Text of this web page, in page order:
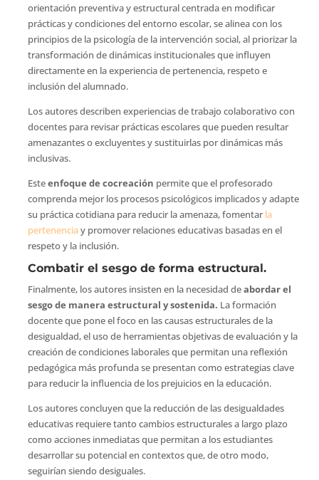
orientación preventiva y estructural centrada en modificar
prácticas y condiciones del entorno escolar, se alinea con los
principios de la psicología de la intervención social, al priorizar la
transformación de dinámicas institucionales que influyen
directamente en la experiencia de pertenencia, respeto e
inclusión del alumnado.
Los autores describen experiencias de trabajo colaborativo con
docentes para revisar prácticas escolares que pueden resultar
amenazantes o excluyentes y sustituirlas por dinámicas más
inclusivas.
Esteenfoque de cocreación permite que el profesorado
comprenda mejor los procesos psicológicos implicados y adapte
su práctica cotidiana para reducir la amenaza, fomentarla
pertenenciay promover relaciones educativas basadas en el
respeto y la inclusión.
Combatir el sesgo de forma estructural.
Finalmente, los autores insisten en la necesidad deabordar el
sesgo de manera estructural y sostenida. La formación
docente que pone el foco en las causas estructurales de la
desigualdad, el uso de herramientas objetivas de evaluación y la
creación de condiciones laborales que permitan una reflexión
pedagógica más profunda se presentan como estrategias clave
para reducir la influencia de los prejuicios en la educación.
Los autores concluyen que la reducción de las desigualdades
educativas requiere tanto cambios estructurales a largo plazo
como acciones inmediatas que permitan a los estudiantes
desarrollar su potencial en contextos que, de otro modo,
seguirían siendo desiguales.